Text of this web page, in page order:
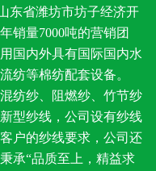
省潍坊市坊子经济开
销量7000吨的营销团
国内外具有国际国内水
纺等棉纺配套设备。
纱、阻燃纱、竹节纱
型纱线，公司设有纱线
户的纱线要求，公司还
承“品质至上，精益求